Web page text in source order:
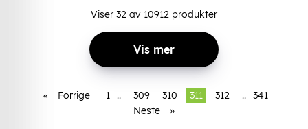
Viser 32 av 10912 produkter
Vis mer
« Forrige 1 .. 309 310 311 312 .. 341
Neste
»